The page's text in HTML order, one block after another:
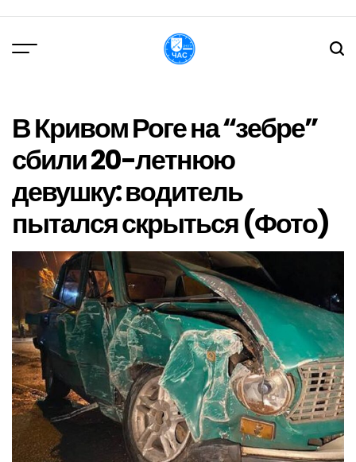
вмісту
В Кривом Роге на “зебре”
сбили 20-летнюю
девушку: водитель
пытался скрыться (Фото)